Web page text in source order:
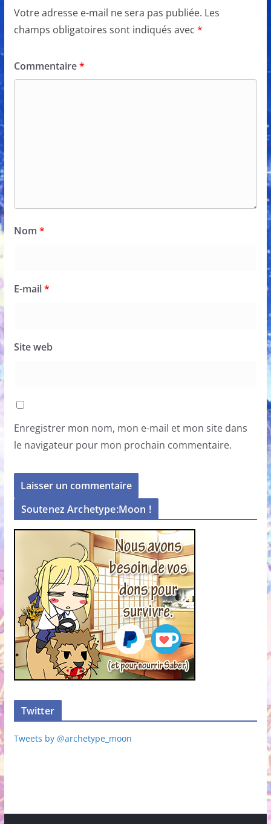
Votre adresse e-mail ne sera pas publiée. Les
champs obligatoires sont indiqués avec *
Commentaire*
Nom *
E-mail*
Site web
Enregistrer mon nom, mon e-mail et mon site dans
le navigateur pour mon prochain commentaire.
Soutenez Archetype:Moon !
Twitter
Tweets by @archetype_moon